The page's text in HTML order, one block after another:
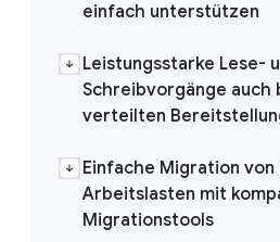
einfach unterstützen
Leistungsstarke Lese-
Schreibvorgänge auch
verteilten
Einfache Migration von
Arbeitslasten mit
Migrationstools